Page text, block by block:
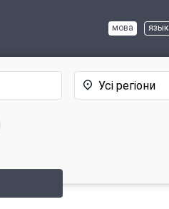
мова язык
Усі регіони